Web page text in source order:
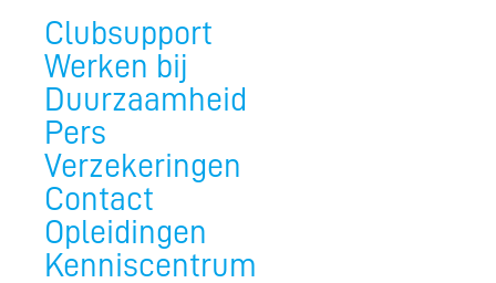
Clubsupport
Werken bij
Duurzaamheid
Pers
Verzekeringen
Contact
Opleidingen
Kenniscentrum